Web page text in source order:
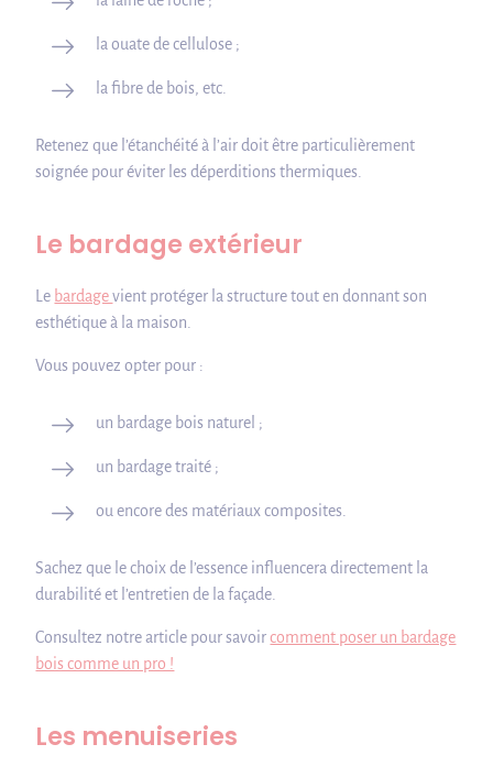
la ouate de cellulose ;
la fibre de bois, etc.
Retenez que l’étanchéité à l’air doit être particulièrement
soignée pour éviter les déperditions thermiques.
Le bardage extérieur
Le bardagevient protéger la structure tout en donnant son
esthétique à la maison.
Vous pouvez opter pour :
un bardage bois naturel ;
un bardage traité ;
ou encore des matériaux composites.
Sachez que le choix de l’essence influencera directement la
durabilité et l’entretien de la façade.
Consultez notre article pour savoircomment poser un bardage
bois comme un pro !
Les menuiseries